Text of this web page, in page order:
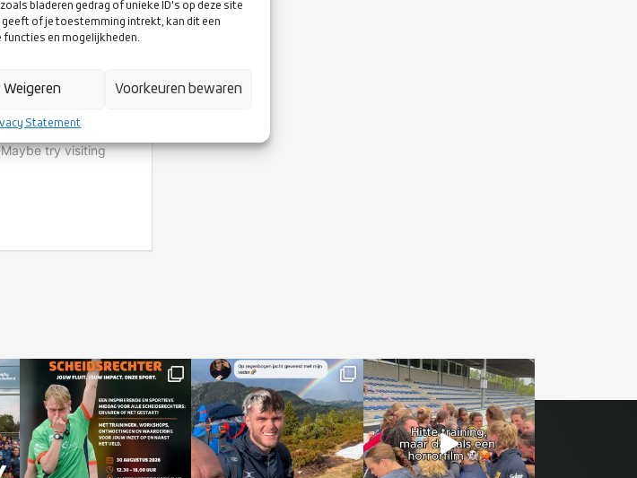
bladeren gedrag of unieke ID's op deze site
of je toestemming intrekt, kan dit een
functies en mogelijkheden.
Weigeren Voorkeuren bewaren
Statement